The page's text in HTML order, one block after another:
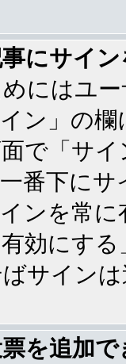
にサイ
にはユ
ン」の
で「サ
番下に
ンを常
効にす
サイン
を追加